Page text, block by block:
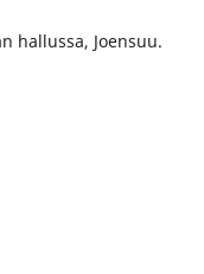
hallussa, Joensuu.